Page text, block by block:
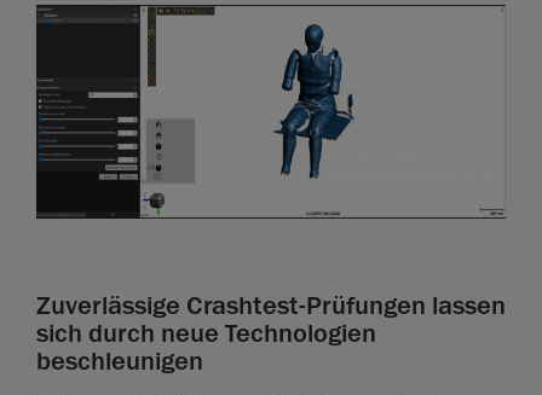
Zuverlässige Crashtest-Prüfungen lassen
sich durch neue Technologien
beschleunigen